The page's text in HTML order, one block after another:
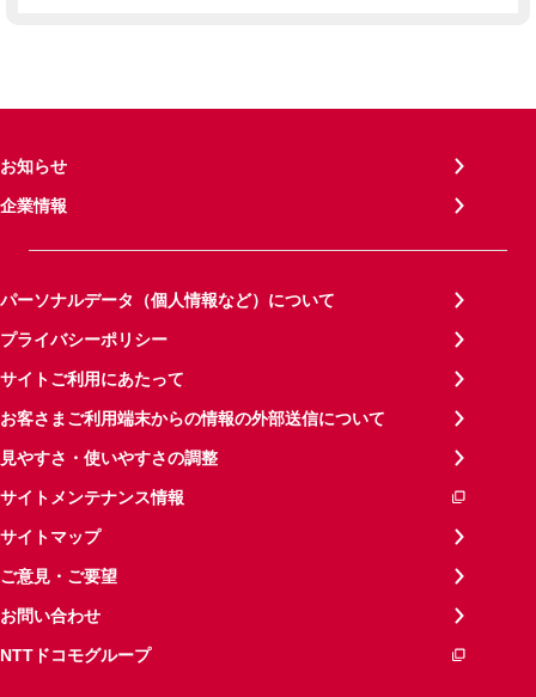
お知らせ
企業情報
パーソナルデータ（個人情報など）について
プライバシーポリシー
サイトご利用にあたって
お客さまご利用端末からの情報の外部送信について
見やすさ・使いやすさの調整
サイトメンテナンス情報
サイトマップ
ご意見・ご要望
お問い合わせ
NTTドコモグループ